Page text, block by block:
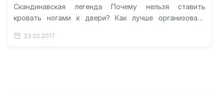
Скандинавская легенда Почему нельзя ставить
кровать ногами к двери? Как лучше организовать
кровати Почему…
23.02.2017